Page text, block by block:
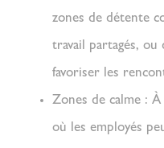
zones de détente
travail partagés, ou
favoriser les
Zones de calme : À
où les employés